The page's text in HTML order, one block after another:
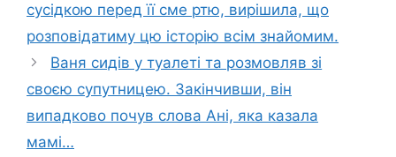
сусідкою перед її сме ртю, вирішила, що
розповідатиму цю історію всім знайомим.
Ваня сидів у туалеті та розмовляв зі
своєю супутницею. Закінчивши, він
випадково почув слова Ані, яка казала
мамі…